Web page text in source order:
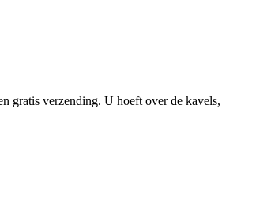
gratis verzending. U hoeft over de kavels,